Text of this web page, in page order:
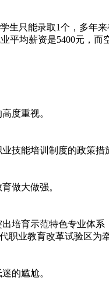
能录取1个，多年来
均薪资是5400元，而
度重视。
能培训制度的政策措
做大做强。
育示范特色专业体系
职业教育改革试验区
的尴尬。